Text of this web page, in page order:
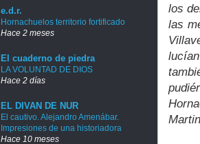
los
las
e.d.r.
Hornachuelos territorio fortificado
Hace 2 meses
El cuaderno de piedra
LA VOLUNTAD DE DIOS
Hace 2 días
EL DIVAN DE NUR
El cautivo. Alejandro Amenábar.
Impresiones de una historiadora
Hace 10 meses